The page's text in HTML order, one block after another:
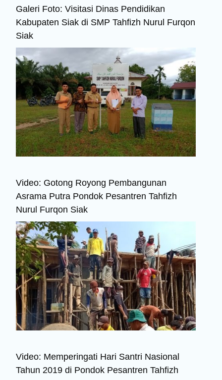
Galeri Foto: Visitasi Dinas Pendidikan
Kabupaten Siak di SMP Tahfizh Nurul Furqon
Siak
Video: Gotong Royong Pembangunan
Asrama Putra Pondok Pesantren Tahfizh
Nurul Furqon Siak
Video: Memperingati Hari Santri Nasional
Tahun 2019 di Pondok Pesantren Tahfizh